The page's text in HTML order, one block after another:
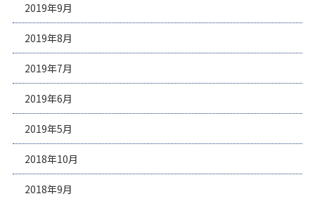
2019年9月
2019年8月
2019年7月
2019年6月
2019年5月
2018年10月
2018年9月